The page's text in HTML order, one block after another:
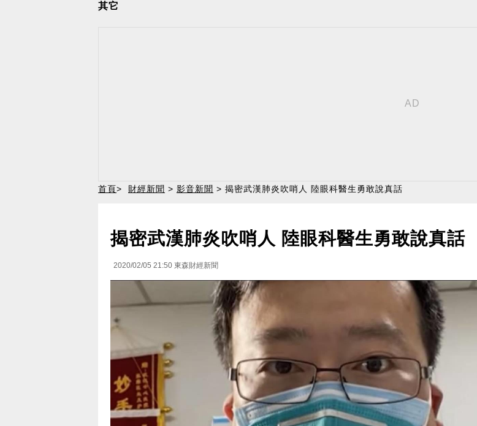
其它
首頁> 財經新聞 > 影音新聞 > 揭密武漢肺炎吹哨人 陸眼科醫生勇敢說真話
揭密武漢肺炎吹哨人 陸眼科醫生勇敢說真話
2020/02/05 21:50 東森財經新聞